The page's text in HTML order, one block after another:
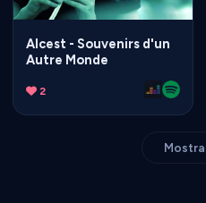
Alcest - Souvenirs d'un
Autre Monde
2